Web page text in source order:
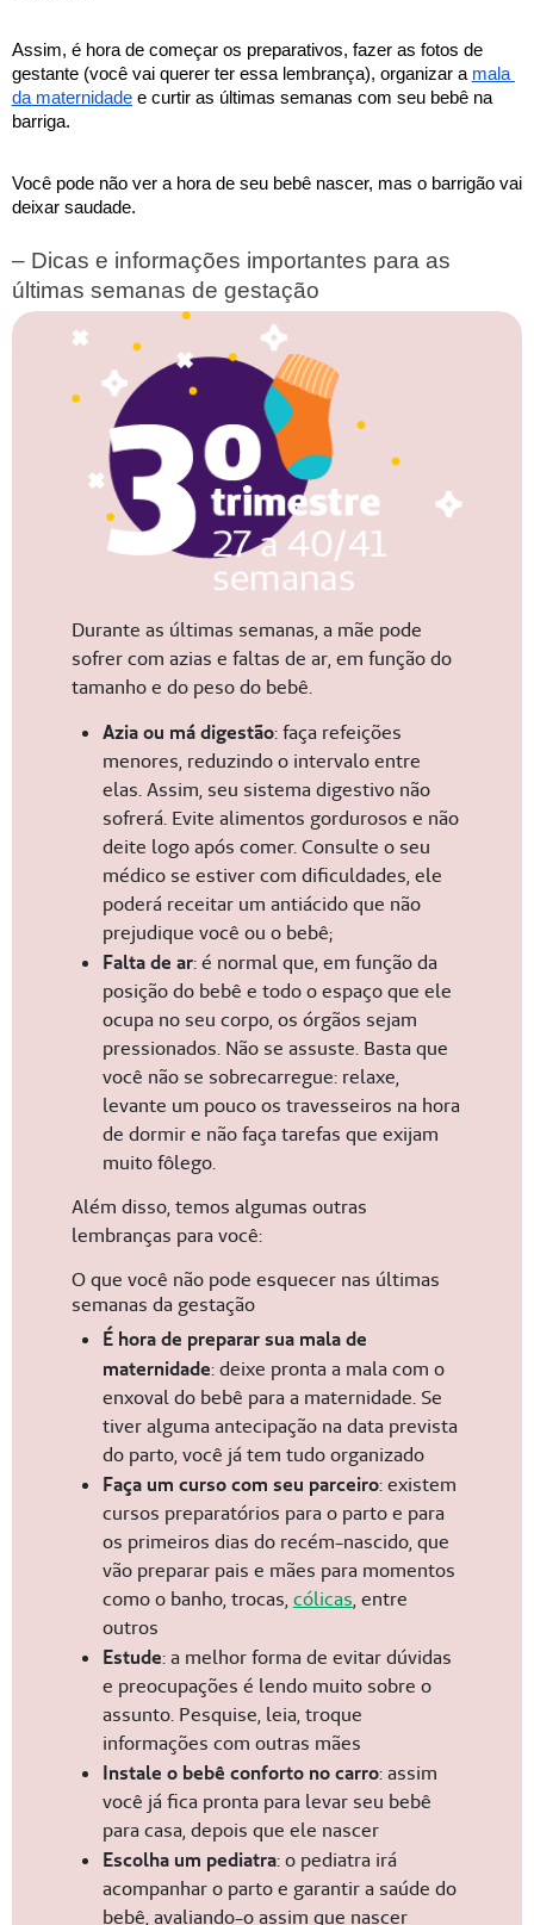
Assim, é hora de começar os preparativos, fazer as fotos de
gestante (você vai querer ter essa lembrança), organizar a mala
da maternidade e curtir as últimas semanas com seu bebê na
barriga.
Você pode não ver a hora de seu bebê nascer, mas o barrigão vai
deixar saudade.
– Dicas e informações importantes para as
últimas semanas de gestação
Durante as últimas semanas, a mãe pode
sofrer com azias e faltas de ar, em função do
tamanho e do peso do bebê.
Azia ou má digestão: faça refeições
menores, reduzindo o intervalo entre
elas. Assim, seu sistema digestivo não
sofrerá. Evite alimentos gordurosos e não
deite logo após comer. Consulte o seu
médico se estiver com dificuldades, ele
poderá receitar um antiácido que não
prejudique você ou o bebê;
Falta de ar: é normal que, em função da
posição do bebê e todo o espaço que ele
ocupa no seu corpo, os órgãos sejam
pressionados. Não se assuste. Basta que
você não se sobrecarregue: relaxe,
levante um pouco os travesseiros na hora
de dormir e não faça tarefas que exijam
muito fôlego.
Além disso, temos algumas outras
lembranças para você:
O que você não pode esquecer nas últimas
semanas da gestação
É hora de preparar sua mala de
maternidade: deixe pronta a mala com o
enxoval do bebê para a maternidade. Se
tiver alguma antecipação na data prevista
do parto, você já tem tudo organizado
Faça um curso com seu parceiro: existem
cursos preparatórios para o parto e para
os primeiros dias do recém-nascido, que
vão preparar pais e mães para momentos
como o banho, trocas, cólicas, entre
outros
Estude: a melhor forma de evitar dúvidas
e preocupações é lendo muito sobre o
assunto. Pesquise, leia, troque
informações com outras mães
Instale o bebê conforto no carro: assim
você já fica pronta para levar seu bebê
para casa, depois que ele nascer
Escolha um pediatra: o pediatra irá
acompanhar o parto e garantir a saúde do
bebê, avaliando-o assim que nascer